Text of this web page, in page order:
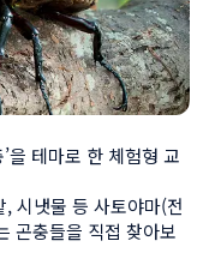
을 테마로 한 체험형 교
시냇물 등 사토야마(전
곤충들을 직접 찾아보